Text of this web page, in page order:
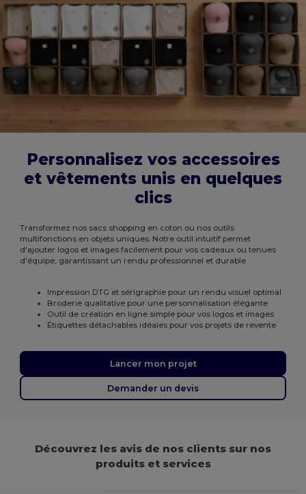
Personnalisez vos accessoires
et vêtements unis en quelques
clics
Transformez nos sacs shopping en coton ou nos outils
multifonctions en objets uniques. Notre outil intuitif permet
d'ajouter logos et images facilement pour vos cadeaux ou tenues
d'équipe, garantissant un rendu professionnel et durable.
Impression DTG et sérigraphie pour un rendu visuel optimal
Broderie qualitative pour une personnalisation élégante
Outil de création en ligne simple pour vos logos et images
Étiquettes détachables idéales pour vos projets de revente
Lancer mon projet
Demander un devis
Découvrez les avis de nos clients sur nos
produits et services